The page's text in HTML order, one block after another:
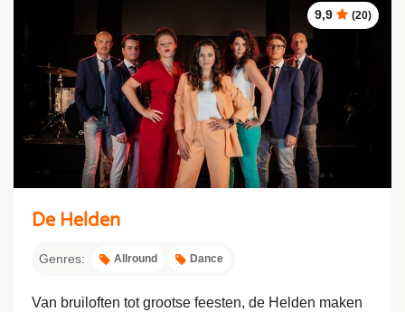
9,9 (20)
De Helden
Genres: Allround Dance
Van bruiloften tot grootse feesten, de Helden maken